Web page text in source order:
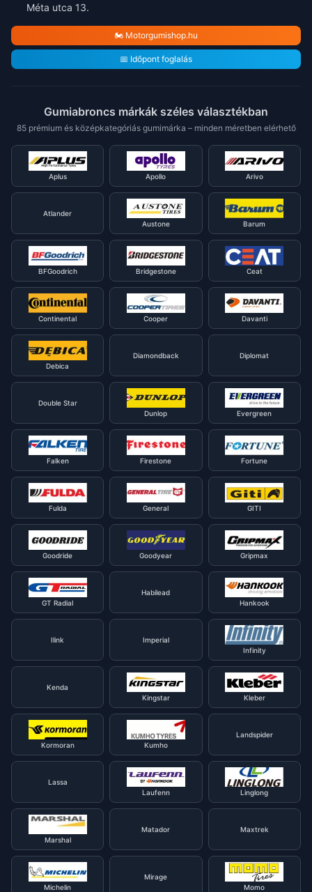
Méta utca 13.
🏍️ Motorgumishop.hu
📅 Időpont foglalás
Gumiabroncs márkák széles választékban
85 prémium és középkategóriás gumimárka – minden méretben elérhető
Aplus Apollo Arivo
Atlander
Austone
Barum
BFGoodrich Bridgestone Ceat
Continental Cooper Davanti
Debica
Diamondback Diplomat
Double Star
Dunlop
Evergreen
Falken Firestone Fortune
Fulda General GITI
Goodride Goodyear Gripmax
GT Radial
Habilead
Hankook
Ilink
Imperial
Infinity
Kenda
Kingstar
Kleber
Kormoran Kumho
Landspider
Lassa
Laufenn
Linglong
Marshal
Matador Maxtrek
Michelin
Mirage
Momo